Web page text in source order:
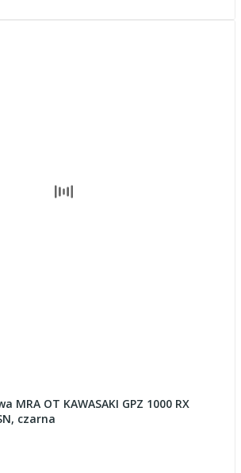
MRA OT KAWASAKI GPZ 1000 RX
czarna